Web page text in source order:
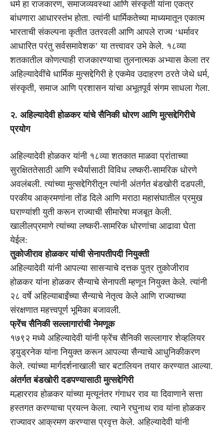
धर्म हा राजकारण, समाजव्यवस्था आणि संस्कृती यांना एकत्र
बांधणारा आधारस्तंभ होता. त्यांनी धार्मिकतेच्या माध्यमातून एकात्म
भारताची संकल्पना कृतीत उतरवली आणि आपले राज्य ‘धर्मावर
आधारित परंतु सर्वसमावेशक’ या तत्त्वावर उभे केले. १८व्या
शतकातील कोणत्याही राजकारण्याचा तुलनात्मक अभ्यास केला तर
अहिल्यादेवींचे धार्मिक मुत्सद्देगिरी हे एकमेव उदाहरण ठरते जेथे धर्म,
संस्कृती, समाज आणि प्रशासन यांचा अभूतपूर्व संगम साधला गेला.
२. अहिल्यादेवी होळकर यांचे सैनिकी धोरण आणि मुत्सद्देगिरीचे
प्रयोग
अहिल्यादेवी होळकर यांनी १८व्या शतकात माळवा प्रांताच्या
सुरक्षिततेसाठी आणि स्थैर्यासाठी विविध लष्करी-सामरिक धोरणे
अवलंबली. त्यांच्या मुत्सद्देगिरीतून त्यांनी अंतर्गत बंडखोरी दडपली,
परकीय आक्रमणांना तोंड दिले आणि मराठा महासंघातील प्रमुख
घराण्यांशी युती करून राज्याची सीमारेषा मजबूत केली.
खालीलप्रमाणे त्यांच्या लष्करी-सामरिक धोरणांचा आढावा घेता
येईल:
तुकोजीराव होळकर यांची सेनापतीपदी नियुक्ती
अहिल्यादेवी यांनी आपल्या सासऱ्याचे दत्तक पुत्र तुकोजीराव
होळकर यांना होळकर सैन्याचे सेनापती म्हणून नियुक्त केले. त्यांनी
२८ वर्षे अहिल्याबाईंच्या सैन्याचे नेतृत्व केले आणि राज्याच्या
संरक्षणात महत्त्वपूर्ण भूमिका बजावली.
फ्रेंच सैनिकी सल्लागारांची नेमणूक
१७९२ मध्ये अहिल्यादेवी यांनी फ्रेंच सैनिकी सल्लागार शेव्हलियर
ड्युड्रनेक यांना नियुक्त करून आपल्या सैन्याचे आधुनिकीकरण
केले. त्यांच्या मार्गदर्शनाखाली चार बटालियन तयार करण्यात आल्या.
अंतर्गत बंडखोरी दडपण्यासाठी मुत्सद्देगिरी
मल्हारराव होळकर यांच्या मृत्यूनंतर गंगाधर राव या दिवाणाने सत्ता
हस्तगत करण्याचा प्रयत्न केला. त्याने रघुनाथ राव यांना होळकर
राज्यावर आक्रमण करण्यास प्रवृत्त केले. अहिल्यादेवी यांनी